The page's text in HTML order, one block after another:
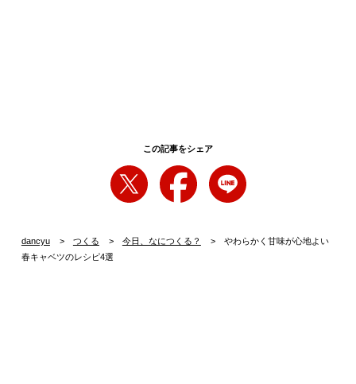
この記事をシェア
dancyu つくる 今日、なにつくる？
やわらかく甘味が心地よい
春キャベツのレシピ4選